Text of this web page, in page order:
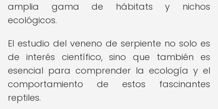
amplia gama de hábitats y nichos
ecológicos.
El estudio del veneno de serpiente no solo es
de interés científico, sino que también es
esencial para comprender la ecología y el
comportamiento de estos fascinantes
reptiles.